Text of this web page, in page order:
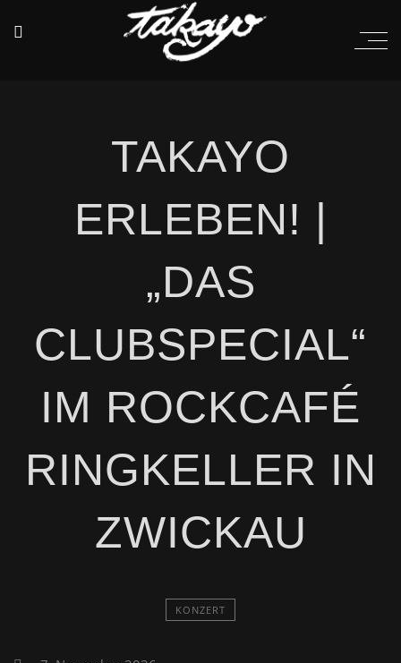
TAKAYO
ERLEBEN! |
„DAS
CLUBSPECIAL“
IM ROCKCAFÉ
RINGKELLER IN
ZWICKAU
KONZERT